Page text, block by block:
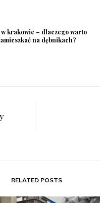
w krakowie – dlaczego warto
na dębnikach?
RELATED POSTS